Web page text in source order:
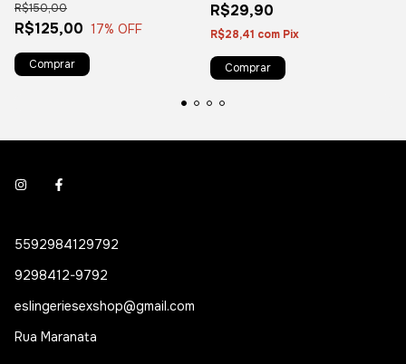
R$125,00
R$150,00
17% OFF
R$29,90
R$28,41 com Pix
5592984129792
9298412-9792
eslingeriesexshop@gmail.com
Rua Maranata